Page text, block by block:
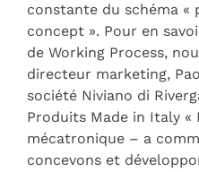
constante du schéma «
concept ». Pour en
de Working Process,
directeur marketing,
société Niviano di
Produits Made in Italy
mécatronique – a
concevons et